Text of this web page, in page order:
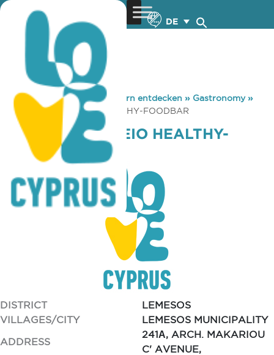
DE
You are here: Home »Zypern entdecken » Gastronomy»
BAKERY KAFENEIO HEALTHY-FOODBAR
BAKERY KAFENEIO HEALTHY-
FOODBAR
DISTRICT
LEMESOS
VILLAGES/CITY
LEMESOS MUNICIPALITY
ADDRESS
241Α, ARCH. MAKARIOU
C' AVENUE,